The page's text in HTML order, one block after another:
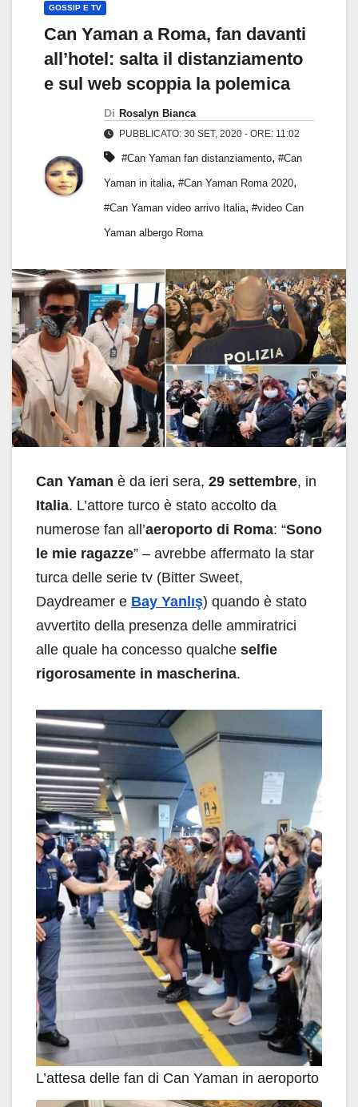
GOSSIP E TV
Can Yaman a Roma, fan davanti
all’hotel: salta il distanziamento
e sul web scoppia la polemica
Di Rosalyn Bianca
PUBBLICATO: 30 SET, 2020 - ORE: 11:02
#Can Yaman fan distanziamento, #Can
Yaman in italia, #Can Yaman Roma 2020,
#Can Yaman video arrivo Italia, #video Can
Yaman albergo Roma
Can Yaman è da ieri sera, 29 settembre, in
Italia. L’attore turco è stato accolto da
numerose fan all’aeroporto di Roma: “Sono
le mie ragazze” – avrebbe affermato la star
turca delle serie tv (Bitter Sweet,
Daydreamer e Bay Yanlış) quando è stato
avvertito della presenza delle ammiratrici
alle quale ha concesso qualche selfie
rigorosamente in mascherina.
L’attesa delle fan di Can Yaman in aeroporto